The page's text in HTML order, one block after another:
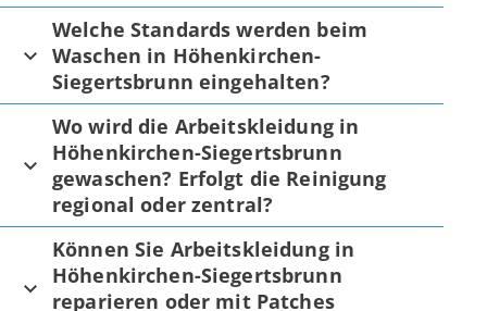
Welche Standards werden beim
Waschen in Höhenkirchen-
Siegertsbrunn eingehalten?
Wo wird die Arbeitskleidung in
Höhenkirchen-Siegertsbrunn
gewaschen? Erfolgt die Reinigung
regional oder zentral?
Können Sie Arbeitskleidung in
Höhenkirchen-Siegertsbrunn
reparieren oder mit Patches